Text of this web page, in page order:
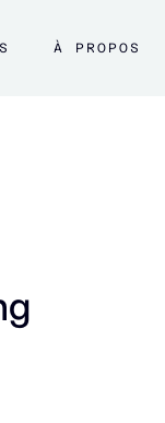
À PROPOS